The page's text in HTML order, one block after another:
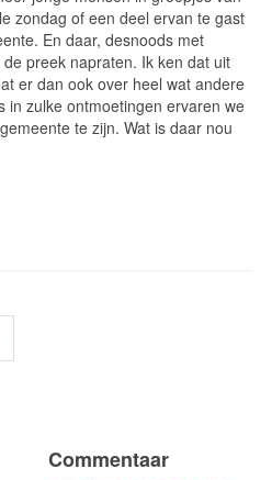
zondag of een deel ervan te gast
En daar, desnoods met
preek napraten. Ik ken dat uit
er dan ook over heel wat andere
in zulke ontmoetingen ervaren we
te zijn. Wat is daar nou
Commentaar